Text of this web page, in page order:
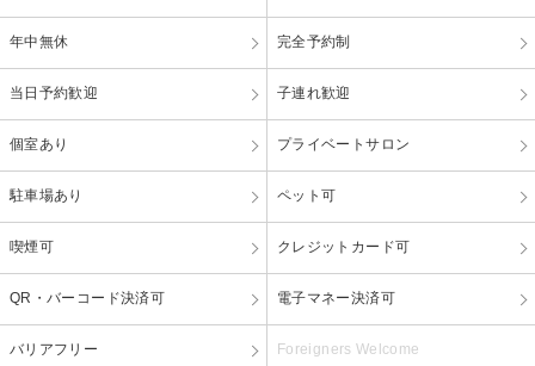
年中無休 完全予約制
当日予約歓迎 子連れ歓迎
個室あり プライベートサロン
駐車場あり ペット可
喫煙可 クレジットカード可
QR・バーコード決済可 電子マネー決済可
バリアフリー Foreigners Welcome